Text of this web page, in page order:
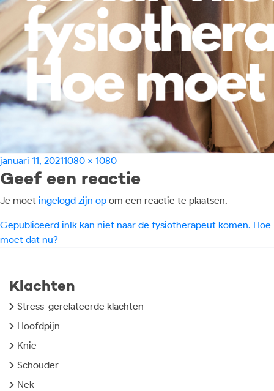
Geplaatst
op
januari 11, 2021Volledige
grootte
1080 × 1080
Geef een reactie
Je moet ingelogd zijn op om een reactie te plaatsen.
Bericht
Gepubliceerd inIk kan niet naar de fysiotherapeut komen. Hoe
moet dat nu?
Klachten
Stress-gerelateerde klachten
Hoofdpijn
Knie
Schouder
Nek